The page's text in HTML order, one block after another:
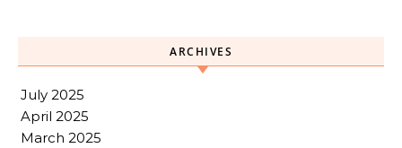
ARCHIVES
July 2025
April 2025
March 2025